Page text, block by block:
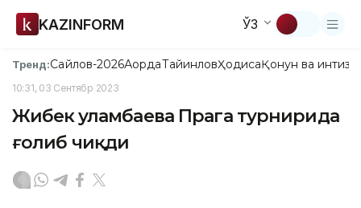
KAZINFORM ЎЗ
Тренд:Сайлов-2026АқордаТайинловҲодисаҚонун ва
10:31, 03 Сентябр 2023
Жибек Қуламбаева Прага турнирида
ғолиб чиқди